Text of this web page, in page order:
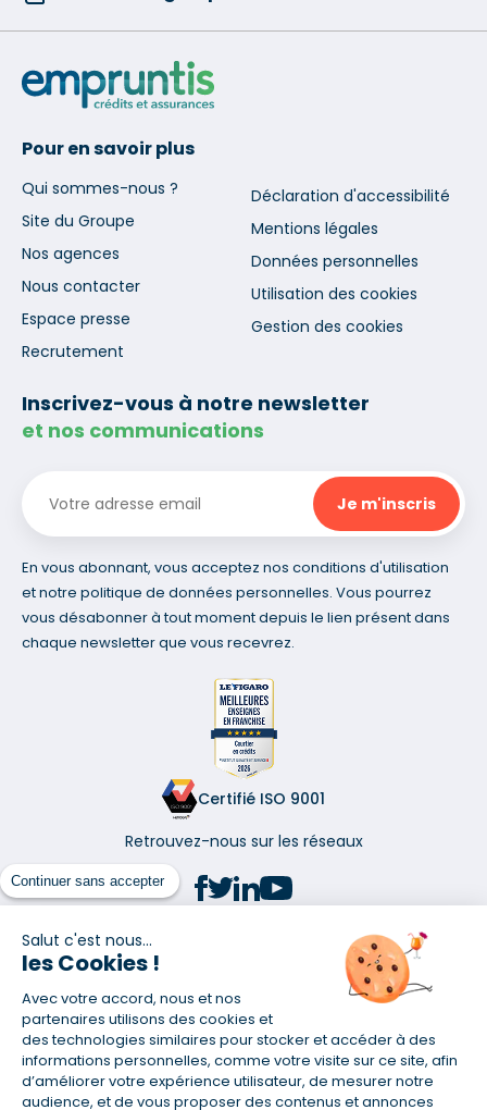
Continuer sans accepter
Salut c'est nous...
les Cookies !
Avec votre accord, nous et nos
partenaires utilisons des cookies et
des technologies similaires pour stocker et accéder à des
informations personnelles, comme votre visite sur ce site, afin
d’améliorer votre expérience utilisateur, de mesurer notre
audience, et de vous proposer des contenus et annonces
Pour en savoir plus
Qui sommes-nous ?
Site du Groupe
Nos agences
Nous contacter
Espace presse
Recrutement
Déclaration d'accessibilité
Mentions légales
Données personnelles
Utilisation des cookies
Gestion des cookies
Inscrivez-vous à notre newsletter
et nos communications
En vous abonnant, vous acceptez nos conditions d'utilisation
et notre politique de données personnelles. Vous pourrez
vous désabonner à tout moment depuis le lien présent dans
chaque newsletter que vous recevrez.
Certifié ISO 9001
Retrouvez-nous sur les réseaux
(1) Taux fixe national hors assurance et selon votre profil
(2) Économie de 65 % pour l'assurance d'un prêt amortissable de 330
457,23 € à 0,90 % sur 19,5 ans, accordé à un salarié non cadre assuré à
100 % (décès, PTIA, IPP, ITT, IPP) âgé de 36 ans fumeur et une personne
salariée non cadre assurée à 100 % (décès, PTIA, IPP, ITT, IPP) âgée de 35
ans et non-fumeur, tous deux sans risque médical connu. Au
14/07/2019, coût de l'assurance proposée par la banque 179,08 €/mois